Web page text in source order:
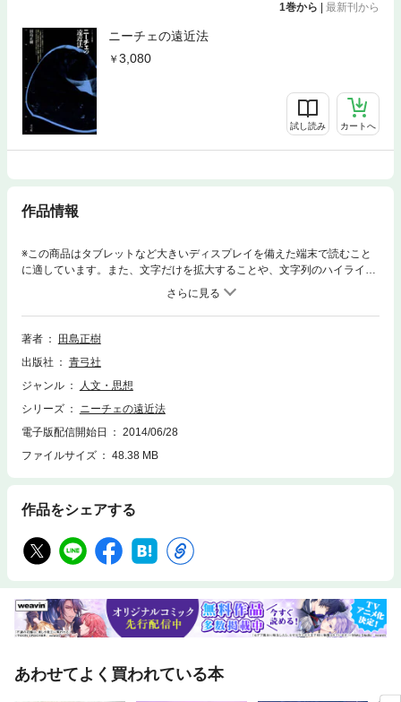
1巻から 最新刊から
ニーチェの遠近法
3,080
試し読み カートへ
作品情報
※この商品はタブレットなど大きいディスプレイを備えた端末で読むこと
に適しています。また、文字だけを拡大することや、文字列のハイライ
ト、検索、辞書の参照、引用などの機能が使用できません。ニーチェが残
した無数のアフォリズム──この独特の表現形式の意味と言語的可能性を
模索し、伝統的哲学とは異なる「認識」と「遠近法」を求めた哲学者の横
顔を浮き彫りにする。ニーチェ哲学の内容と形式を問い直した創意あふれ
著者
田島正樹
出版社
青弓社
ジャンル
人文・思想
シリーズ
ニーチェの遠近法
電子版配信開始日
2014/06/28
ファイルサイズ
48.38 MB
作品をシェアする
あわせてよく買われている本